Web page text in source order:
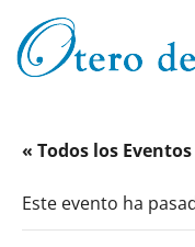
« Todos los Eventos
Este evento ha